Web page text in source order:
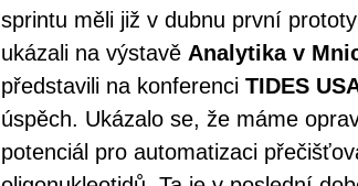
sprintu měli již v dubnu první
ukázali na výstavě Analytika v
představili na konferenci TIDES
úspěch. Ukázalo se, že máme
potenciál pro automatizaci